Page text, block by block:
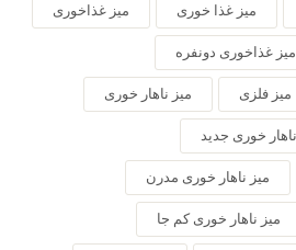
میز غذا خوری میز غذاخوری
میز غذاخوری دونفره
میز فلزی میز ناهار خوری
خوری جدید
میز ناهار خوری مدرن
میز ناهار خوری کم جا